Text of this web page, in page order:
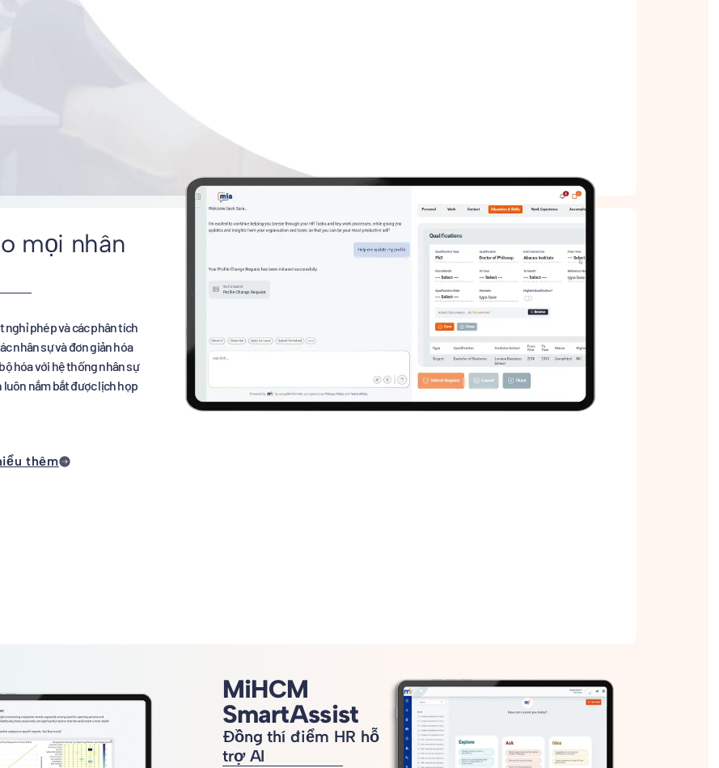
mọi nhân
nghỉ phép và các phân tích
nhân sự và đơn giản hóa
hóa với hệ thống nhân sự
luôn nắm bắt được lịch họp
thêm
MiHCM
SmartAssist
Đồng thí điểm HR hỗ
trợ AI